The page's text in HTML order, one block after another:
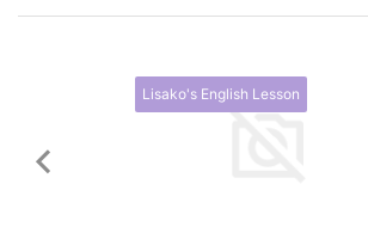
Lisako's English Lesson